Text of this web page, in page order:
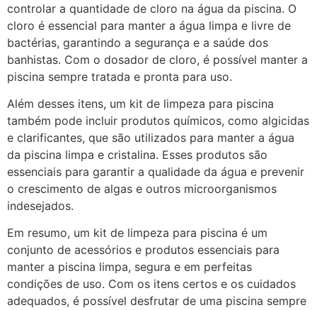
controlar a quantidade de cloro na água da piscina. O
cloro é essencial para manter a água limpa e livre de
bactérias, garantindo a segurança e a saúde dos
banhistas. Com o dosador de cloro, é possível manter a
piscina sempre tratada e pronta para uso.
Além desses itens, um kit de limpeza para piscina
também pode incluir produtos químicos, como algicidas
e clarificantes, que são utilizados para manter a água
da piscina limpa e cristalina. Esses produtos são
essenciais para garantir a qualidade da água e prevenir
o crescimento de algas e outros microorganismos
indesejados.
Em resumo, um kit de limpeza para piscina é um
conjunto de acessórios e produtos essenciais para
manter a piscina limpa, segura e em perfeitas
condições de uso. Com os itens certos e os cuidados
adequados, é possível desfrutar de uma piscina sempre